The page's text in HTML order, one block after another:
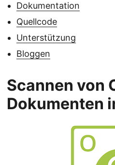
Dokumentation
Quellcode
Unterstützung
Bloggen
Scannen von
Dokumenten